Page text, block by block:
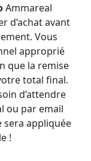
Ammareal
d’achat avant
Vous
approprié
que la remise
total final.
d’attendre
ou par email
sera appliquée
!